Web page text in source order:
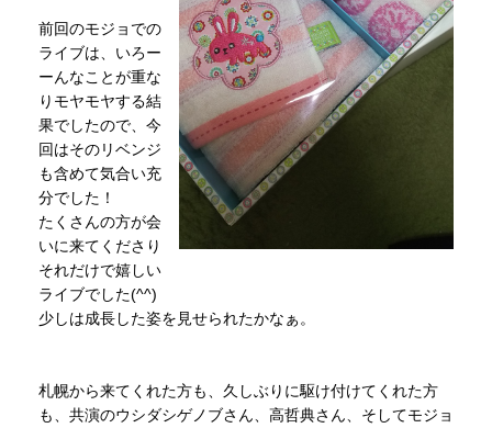
前回のモジョでの
ライブは、いろー
ーんなことが重な
りモヤモヤする結
果でしたので、今
回はそのリベンジ
も含めて気合い充
分でした！
たくさんの方が会
いに来てくださり
それだけで嬉しい
ライブでした(^^)
少しは成長した姿を見せられたかなぁ。
札幌から来てくれた方も、久しぶりに駆け付けてくれた方
も、共演のウシダシゲノブさん、高哲典さん、そしてモジョ